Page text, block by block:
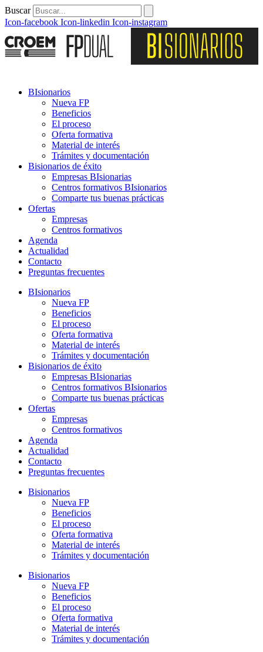
Buscar
Icon-facebook Icon-linkedin Icon-instagram
BIsionarios
Nueva FP
Beneficios
El proceso
Oferta formativa
Material de interés
Trámites y documentación
Bisionarios de éxito
Empresas BIsionarias
Centros formativos BIsionarios
Comparte tus buenas prácticas
Ofertas
Empresas
Centros formativos
Agenda
Actualidad
Contacto
Preguntas frecuentes
BIsionarios
Nueva FP
Beneficios
El proceso
Oferta formativa
Material de interés
Trámites y documentación
Bisionarios de éxito
Empresas BIsionarias
Centros formativos BIsionarios
Comparte tus buenas prácticas
Ofertas
Empresas
Centros formativos
Agenda
Actualidad
Contacto
Preguntas frecuentes
Bisionarios
Nueva FP
Beneficios
El proceso
Oferta formativa
Material de interés
Trámites y documentación
Bisionarios
Nueva FP
Beneficios
El proceso
Oferta formativa
Material de interés
Trámites y documentación